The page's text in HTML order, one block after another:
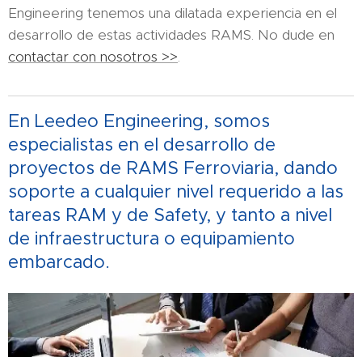
Engineering tenemos una dilatada experiencia en el
desarrollo de estas actividades RAMS. No dude en
contactar con nosotros >>.
En Leedeo Engineering, somos
especialistas en el desarrollo de
proyectos de RAMS Ferroviaria, dando
soporte a cualquier nivel requerido a las
tareas RAM y de Safety, y tanto a nivel
de infraestructura o equipamiento
embarcado.